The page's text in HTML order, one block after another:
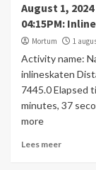
August 1,
04:15PM:
Mortum 1
Activity name:
inlineskaten
7445.0 Elapsed
minutes, 37
more
Lees meer